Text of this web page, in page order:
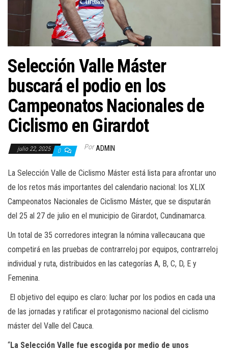
ó
Selección Valle Máster
buscará el podio en los
Campeonatos Nacionales de
Ciclismo en Girardot
julio 22, 2025 0 Por ADMIN
La Selección Valle de Ciclismo Máster está lista para afrontar uno
de los retos más importantes del calendario nacional: los XLIX
Campeonatos Nacionales de Ciclismo Máster, que se disputarán
del 25 al 27 de julio en el municipio de Girardot, Cundinamarca.
Un total de 35 corredores integran la nómina vallecaucana que
competirá en las pruebas de contrarreloj por equipos, contrarreloj
individual y ruta, distribuidos en las categorías A, B, C, D, E y
Femenina.
El objetivo del equipo es claro: luchar por los podios en cada una
de las jornadas y ratificar el protagonismo nacional del ciclismo
máster del Valle del Cauca.
“La Selección Valle fue escogida por medio de unos